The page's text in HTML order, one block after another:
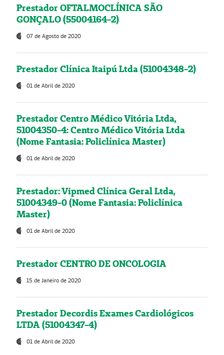
Prestador OFTALMOCLÍNICA SÃO
GONÇALO (55004164-2)
07 de Agosto de 2020
Prestador Clínica Itaipú Ltda (51004348-2)
01 de Abril de 2020
Prestador Centro Médico Vitória Ltda,
51004350-4: Centro Médico Vitória Ltda
(Nome Fantasia: Policlínica Master)
01 de Abril de 2020
Prestador: Vipmed Clínica Geral Ltda,
51004349-0 (Nome Fantasia: Policlínica
Master)
01 de Abril de 2020
Prestador CENTRO DE ONCOLOGIA
15 de Janeiro de 2020
Prestador Decordis Exames Cardiológicos
LTDA (51004347-4)
01 de Abril de 2020